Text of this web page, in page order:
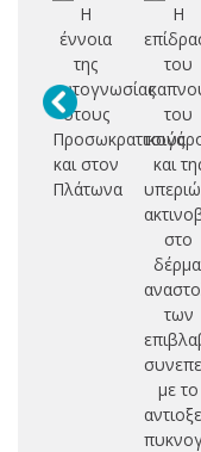
Η
έννοια
της
αυτογνωσίας
στους
Προσωκρατικούς
και στον
Πλάτωνα
Η
του
του
και
στο
των
με το